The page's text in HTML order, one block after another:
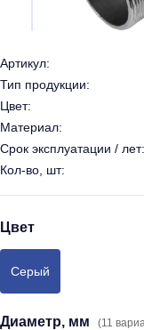
Артикул:
Тип продукции:
Цвет:
Материал:
Срок эксплуатации / лет:
Кол-во, шт:
Цвет
Серый
Диаметр, мм (11